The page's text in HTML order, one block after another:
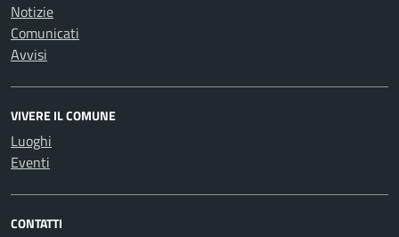
Notizie
Comunicati
Avvisi
VIVERE IL COMUNE
Luoghi
Eventi
CONTATTI